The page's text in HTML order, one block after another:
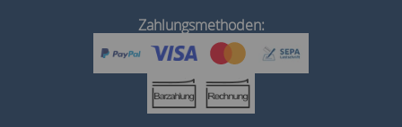
Zahlungsmethoden: